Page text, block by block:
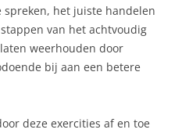
het juiste handelen
van het achtvoudig
weerhouden door
bij aan een betere
deze exercities af en toe